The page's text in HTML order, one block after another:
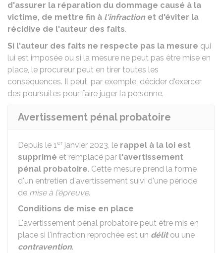
d'assurer la réparation du dommage causé à la
victime, de mettre fin à l'infractionet d'éviter la
récidive de l'auteur des faits.
Si l'auteur des faits ne respecte pas la mesure qui
lui est imposée ou si la mesure ne peut pas être mise en
place, le procureur peut en tirer toutes les
conséquences. Il peut, par exemple, décider d'exercer
des poursuites pour faire juger la personne.
Avertissement pénal probatoire
Depuis le 1er janvier 2023, le rappel à la loi est
supprimé et remplacé par l'avertissement
pénal probatoire. Cette mesure prend la forme
d'un entretien d'avertissement suivi d'une période
de mise à l'épreuve.
Conditions de mise en place
L'avertissement pénal probatoire peut être mis en
place si l'infraction reprochée est un délitou une
contravention.